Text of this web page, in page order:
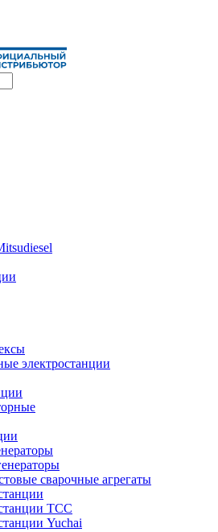
электростанции
сварочные агрегаты
ТСС
Yuchai